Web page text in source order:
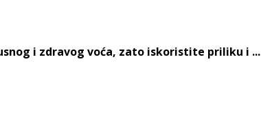
i zdravog voća, zato iskoristite priliku i ...